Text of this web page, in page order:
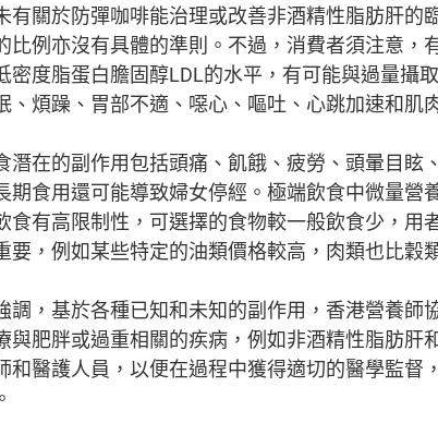
有關於防彈咖啡能治理或改善非酒精性脂肪肝的
比例亦沒有具體的準則。不過，消費者須注意，
密度脂蛋白膽固醇LDL的水平，有可能與過量攝
、煩躁、胃部不適、噁心、嘔吐、心跳加速和肌
潛在的副作用包括頭痛、飢餓、疲勞、頭暈目眩
期食用還可能導致婦女停經。極端飲食中微量營
食有高限制性，可選擇的食物較一般飲食少，用
要，例如某些特定的油類價格較高，肉類也比穀
調，基於各種已知和未知的副作用，香港營養師
與肥胖或過重相關的疾病，例如非酒精性脂肪肝
和醫護人員，以便在過程中獲得適切的醫學監督